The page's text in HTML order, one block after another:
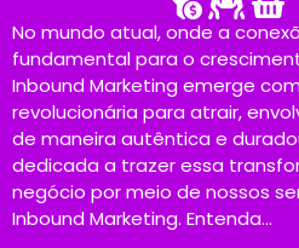
No mundo atual, onde a
fundamental para o
Inbound Marketing emerge
revolucionária para atrair,
de maneira autêntica e
dedicada a trazer essa
negócio por meio de nossos
Inbound Marketing. Entenda…